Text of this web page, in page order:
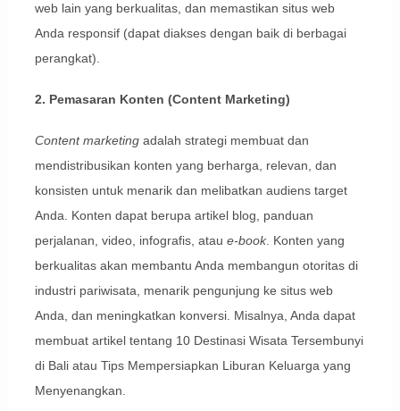
web lain yang berkualitas, dan memastikan situs web
Anda responsif (dapat diakses dengan baik di berbagai
perangkat).
2. Pemasaran Konten (Content Marketing)
Content marketingadalah strategi membuat dan
mendistribusikan konten yang berharga, relevan, dan
konsisten untuk menarik dan melibatkan audiens target
Anda. Konten dapat berupa artikel blog, panduan
perjalanan, video, infografis, atau e-book. Konten yang
berkualitas akan membantu Anda membangun otoritas di
industri pariwisata, menarik pengunjung ke situs web
Anda, dan meningkatkan konversi. Misalnya, Anda dapat
membuat artikel tentang 10 Destinasi Wisata Tersembunyi
di Bali atau Tips Mempersiapkan Liburan Keluarga yang
Menyenangkan.